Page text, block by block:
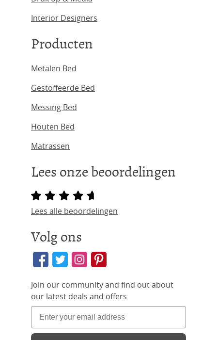
Interior Designers
Producten
Metalen Bed
Gestoffeerde Bed
Messing Bed
Houten Bed
Matrassen
Lees onze beoordelingen
Lees alle beoordelingen
Volg ons
Join our community and find out about
our latest deals and offers